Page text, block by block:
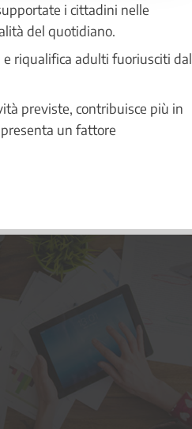
i cittadini nelle
del quotidiano.
riqualifica adulti fuoriusciti dal
previste, contribuisce più in
un fattore